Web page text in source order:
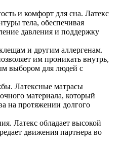
и комфорт для сна. Латекс
тела, обеспечивая
давления и поддержку
и другим аллергенам.
им проникать внутрь,
выбором для людей с
Латексные матрасы
материала, который
на протяжении долгого
Латекс обладает высокой
движения партнера во